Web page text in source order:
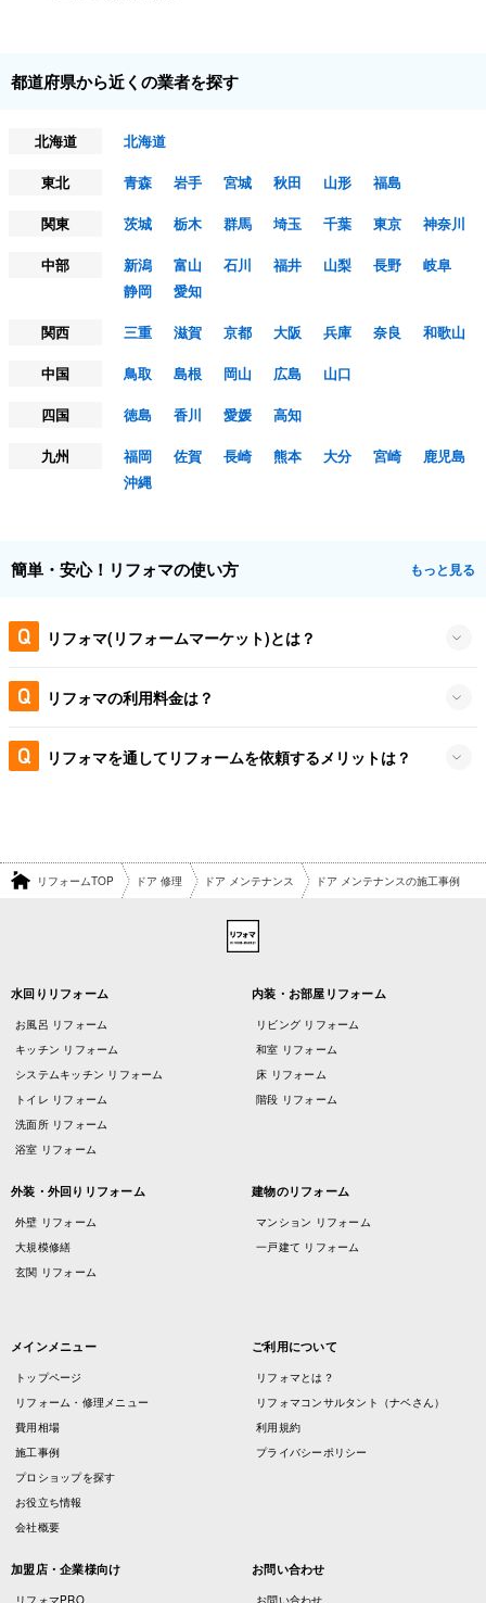
都道府県から近くの業者を探す
北海道
北海道
東北
青森 岩手 宮城 秋田 山形
福島
関東
茨城 栃木 群馬 埼玉 千葉 東京
神奈川
中部
新潟 富山 石川 福井 山梨 長野
岐阜
静岡
愛知
関西
三重 滋賀 京都 大阪 兵庫 奈良
和歌山
中国
鳥取 島根 岡山 広島
山口
四国
徳島 香川 愛媛
高知
九州
福岡 佐賀 長崎 熊本 大分 宮崎
鹿児島
沖縄
簡単・安心！リフォマの使い方 もっと見る
リフォマ(リフォームマーケット)とは？
リフォマの利用料金は？
リフォマを通してリフォームを依頼するメリットは？
リフォームTOP ドア 修理 ドア メンテナンス ドア メンテナンスの施工事例
水回りリフォーム
お風呂 リフォーム
キッチン リフォーム
システムキッチン リフォーム
トイレ リフォーム
洗面所 リフォーム
浴室 リフォーム
内装・お部屋リフォーム
リビング リフォーム
和室 リフォーム
床 リフォーム
階段 リフォーム
外装・外回りリフォーム
外壁 リフォーム
大規模修繕
玄関 リフォーム
建物のリフォーム
マンション リフォーム
一戸建て リフォーム
メインメニュー
トップページ
リフォーム・修理メニュー
費用相場
施工事例
プロショップを探す
お役立ち情報
会社概要
ご利用について
リフォマとは？
リフォマコンサルタント（ナベさん）
利用規約
プライバシーポリシー
加盟店・企業様向け
リフォマPRO
お問い合わせ
お問い合わせ